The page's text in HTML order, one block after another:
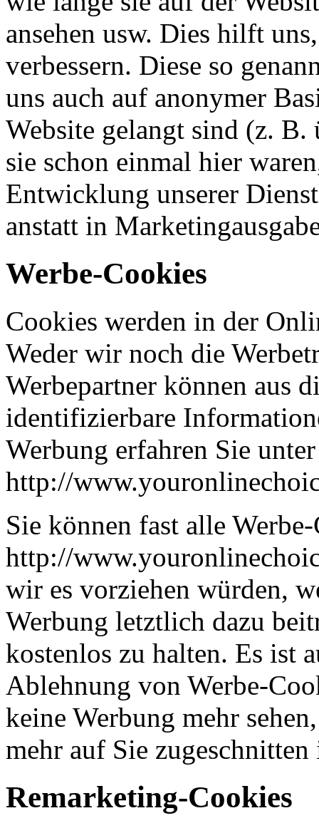
ansehen usw. Dies hilft
verbessern. Diese so
uns auch auf anonymer
Website gelangt sind (z. B.
sie schon einmal hier
Entwicklung unserer
anstatt in
Werbe-Cookies
Cookies werden in der
Weder wir noch die
Werbepartner können aus
identifizierbare
Werbung erfahren Sie unter
http://
Sie können fast alle
http://
wir es vorziehen würden,
Werbung letztlich dazu
kostenlos zu halten. Es ist
Ablehnung von Werbe-
keine Werbung mehr
mehr auf Sie zugeschnitten
Remarketing-Cookies